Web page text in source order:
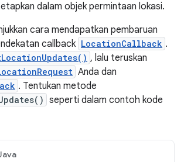
dalam objek permintaan lokasi.
cara mendapatkan pembaruan
callback LocationCallback .
, lalu teruskan
Anda dan
. Tentukan metode
seperti dalam contoh kode